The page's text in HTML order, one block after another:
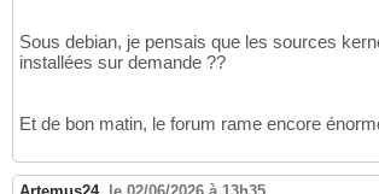
Sous debian, je pensais que les sources
installées sur demande ??
Et de bon matin, le forum rame encore